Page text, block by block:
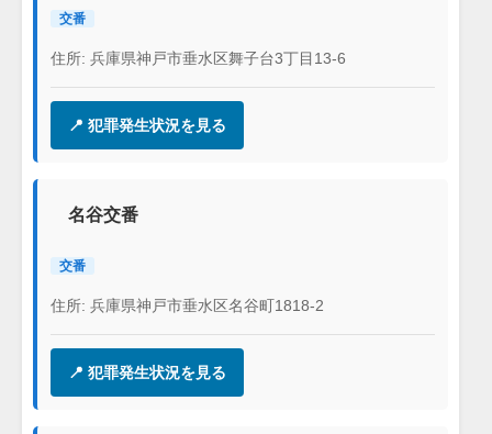
交番
住所: 兵庫県神戸市垂水区舞子台3丁目13-6
📍 犯罪発生状況を見る
名谷交番
交番
住所: 兵庫県神戸市垂水区名谷町1818-2
📍 犯罪発生状況を見る